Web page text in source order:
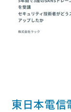
東日本電信